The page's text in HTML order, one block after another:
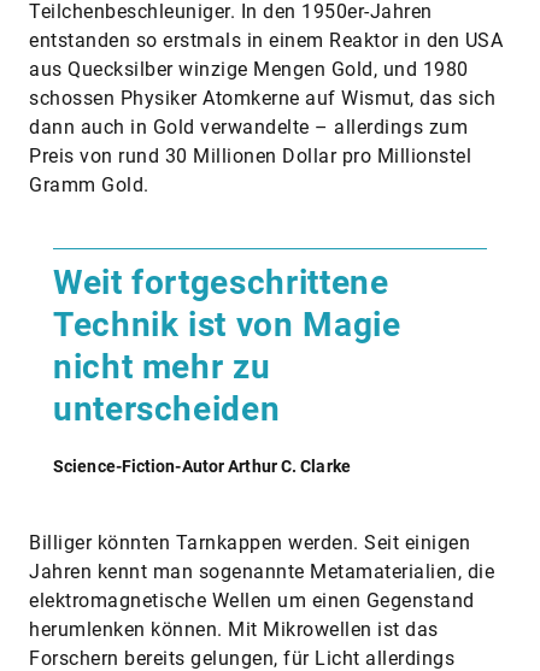
Teilchenbeschleuniger. In den 1950er-Jahren
entstanden so erstmals in einem Reaktor in den USA
aus Quecksilber winzige Mengen Gold, und 1980
schossen Physiker Atomkerne auf Wismut, das sich
dann auch in Gold verwandelte – allerdings zum
Preis von rund 30 Millionen Dollar pro Millionstel
Gramm Gold.
Weit fortgeschrittene
Technik ist von Magie
nicht mehr zu
unterscheiden
Science-Fiction-Autor Arthur C. Clarke
Billiger könnten Tarnkappen werden. Seit einigen
Jahren kennt man sogenannte Metamaterialien, die
elektromagnetische Wellen um einen Gegenstand
herumlenken können. Mit Mikrowellen ist das
Forschern bereits gelungen, für Licht allerdings